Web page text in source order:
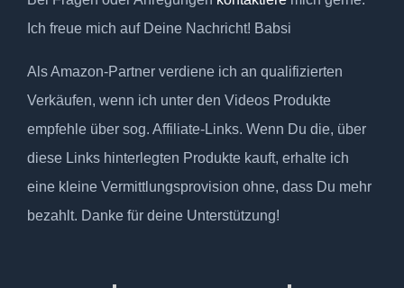
Ich freue mich auf Deine Nachricht! Babsi
Als Amazon-Partner verdiene ich an qualifizierten
Verkäufen, wenn ich unter den Videos Produkte
empfehle über sog. Affiliate-Links. Wenn Du die, über
diese Links hinterlegten Produkte kauft, erhalte ich
eine kleine Vermittlungsprovision ohne, dass Du mehr
bezahlt. Danke für deine Unterstützung!